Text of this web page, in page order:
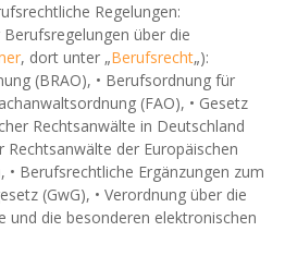
Regelungen:
über die
, dort unter „Berufsrecht„):
(BRAO), • Berufsordnung für
(FAO), • Gesetz
Rechtsanwälte in Deutschland
Rechtsanwälte der Europäischen
• Berufsrechtliche Ergänzungen zum
(GwG), • Verordnung über die
und die besonderen elektronischen